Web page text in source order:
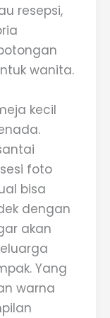
resepsi,
wanita.
kecil
foto
bisa
dengan
akan
Yang
warna